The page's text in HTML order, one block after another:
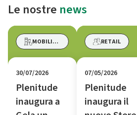
Le nostre news
MOBILITÀ ELETTRICA
30/07/2026
Plenitude
inaugura a
RETAIL
07/05/2026
Plenitude
inaugura il